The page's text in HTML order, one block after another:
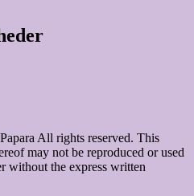
All rights reserved. This
may not be reproduced or used
without the express written